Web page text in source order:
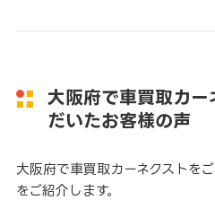
大阪府で車買取カー
だいたお客様の声
大阪府で車買取カーネクストを
をご紹介します。